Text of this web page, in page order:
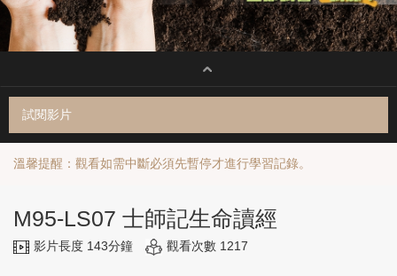
試閱影片
溫馨提醒：觀看如需中斷必須先暫停才進行學習記錄。
M95-LS07 士師記生命讀經
影片長度 143分鐘 觀看次數 1217